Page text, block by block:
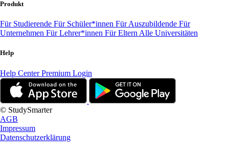
Produkt
Für Studierende Für Schüler*innen Für Auszubildende Für
Unternehmen Für Lehrer*innen Für Eltern Alle Universitäten
Help
Help CenterPremium Login
© StudySmarter
AGB
Impressum
Datenschutzerklärung